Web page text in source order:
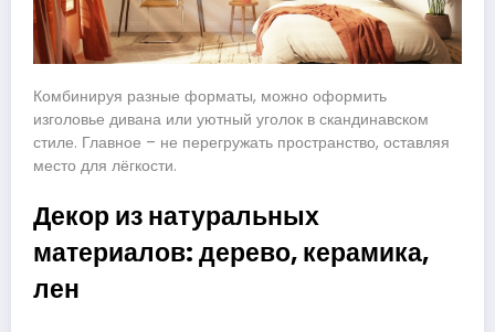
Комбинируя разные форматы, можно оформить
изголовье дивана или уютный уголок в скандинавском
стиле. Главное – не перегружать пространство, оставляя
место для лёгкости.
Декор из натуральных
материалов: дерево, керамика,
лен